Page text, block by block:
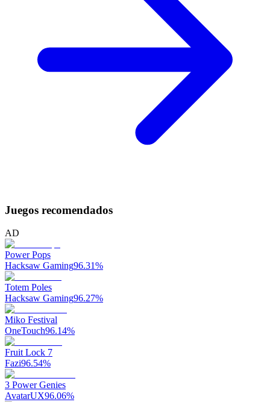
Juegos recomendados
AD
Power Pops
Hacksaw Gaming96.31%
Totem Poles
Hacksaw Gaming96.27%
Miko Festival
OneTouch96.14%
Fruit Lock 7
Fazi96.54%
3 Power Genies
AvatarUX96.06%